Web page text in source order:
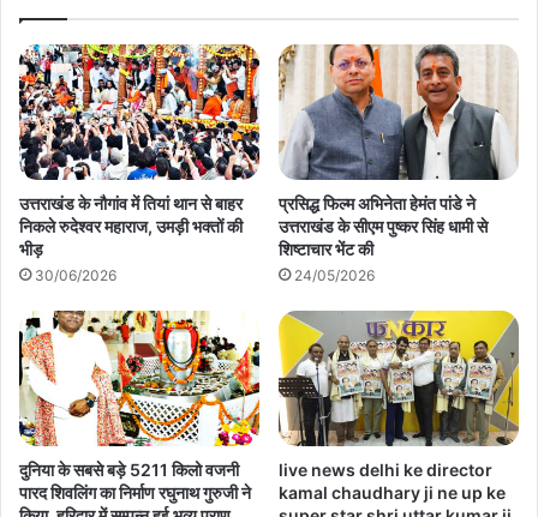
उत्तराखंड के नौगांव में तियां थान से बाहर
निकले रुदेश्वर महाराज, उमड़ी भक्तों की
भीड़
30/06/2026
प्रसिद्ध फिल्म अभिनेता हेमंत पांडे ने
उत्तराखंड के सीएम पुष्कर सिंह धामी से
शिष्टाचार भेंट की
24/05/2026
दुनिया के सबसे बड़े 5211 किलो वजनी
पारद शिवलिंग का निर्माण रघुनाथ गुरुजी ने
live news delhi ke director
kamal chaudhary ji ne up ke